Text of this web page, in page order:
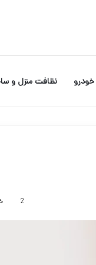
خودرو نظافت منزل و
2